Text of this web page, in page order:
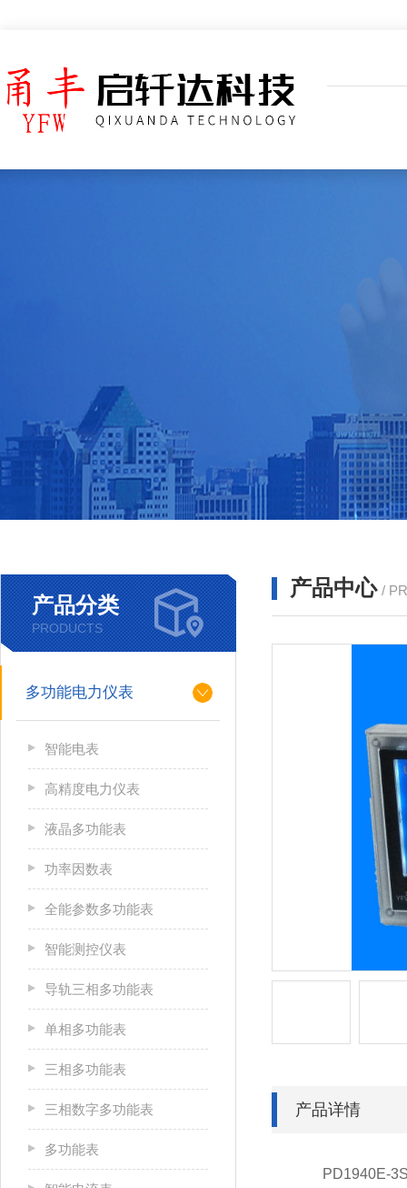
产品分类
PRODUCTS
多功能电力仪表
智能电表
高精度电力仪表
液晶多功能表
功率因数表
全能参数多功能表
智能测控仪表
导轨三相多功能表
单相多功能表
三相多功能表
三相数字多功能表
多功能表
产品中心 /
产品详情
PD1940E-3S4